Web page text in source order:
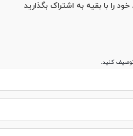
را با بقیه به اشتراک بگذارید
کنید.